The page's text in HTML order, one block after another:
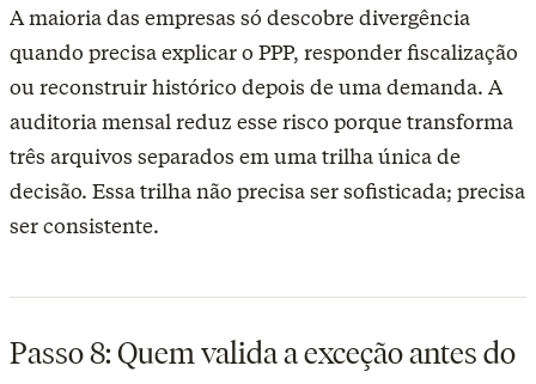
A maioria das empresas só descobre divergência
quando precisa explicar o PPP, responder fiscalização
ou reconstruir histórico depois de uma demanda. A
auditoria mensal reduz esse risco porque transforma
três arquivos separados em uma trilha única de
decisão. Essa trilha não precisa ser sofisticada; precisa
ser consistente.
Passo 8: Quem valida a exceção antes do